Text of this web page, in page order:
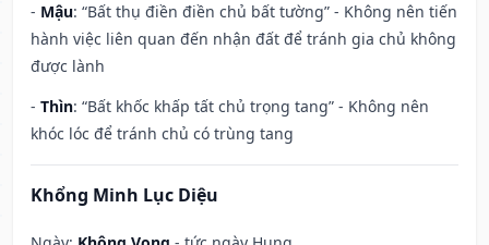
- Mậu: “Bất thụ điền điền chủ bất tường” - Không nên tiến
hành việc liên quan đến nhận đất để tránh gia chủ không
được lành
- Thìn: “Bất khốc khấp tất chủ trọng tang” - Không nên
khóc lóc để tránh chủ có trùng tang
Khổng Minh Lục Diệu